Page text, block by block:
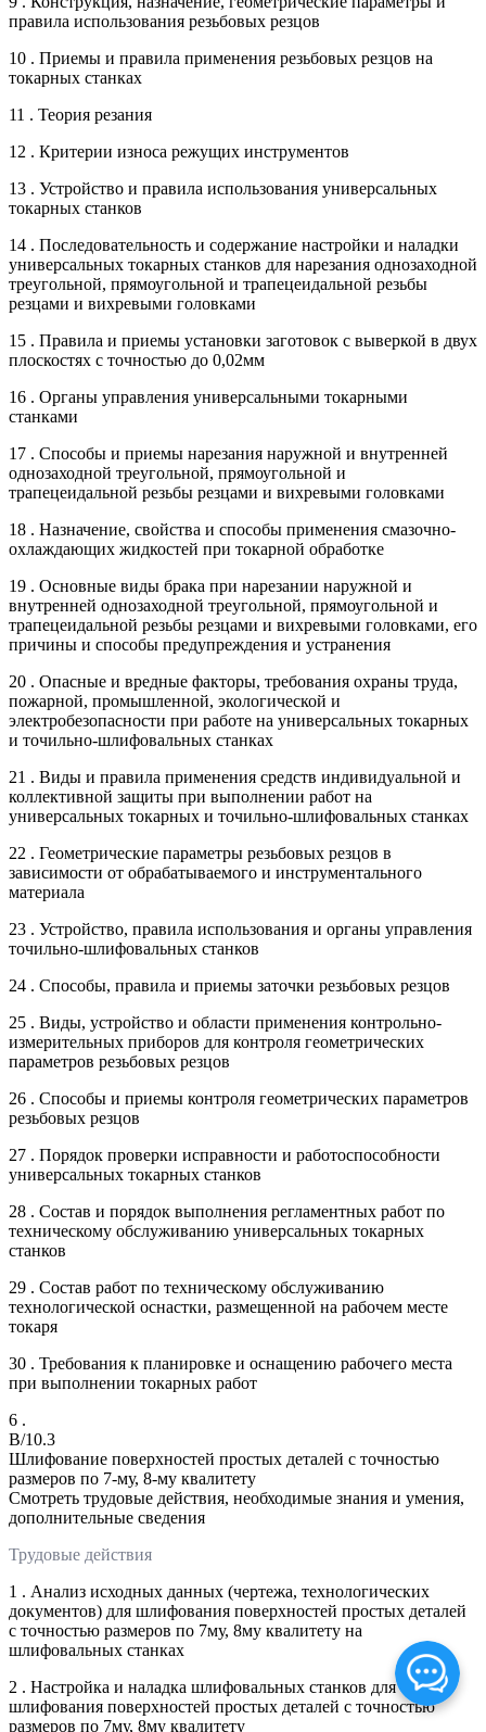
правила использования резьбовых резцов
10 . Приемы и правила применения резьбовых резцов на
токарных станках
11 . Теория резания
12 . Критерии износа режущих инструментов
13 . Устройство и правила использования универсальных
токарных станков
14 . Последовательность и содержание настройки и наладки
универсальных токарных станков для нарезания однозаходной
треугольной, прямоугольной и трапецеидальной резьбы
резцами и вихревыми головками
15 . Правила и приемы установки заготовок с выверкой в двух
плоскостях с точностью до 0,02мм
16 . Органы управления универсальными токарными
станками
17 . Способы и приемы нарезания наружной и внутренней
однозаходной треугольной, прямоугольной и
трапецеидальной резьбы резцами и вихревыми головками
18 . Назначение, свойства и способы применения смазочно-
охлаждающих жидкостей при токарной обработке
19 . Основные виды брака при нарезании наружной и
внутренней однозаходной треугольной, прямоугольной и
трапецеидальной резьбы резцами и вихревыми головками, его
причины и способы предупреждения и устранения
20 . Опасные и вредные факторы, требования охраны труда,
пожарной, промышленной, экологической и
электробезопасности при работе на универсальных токарных
и точильно-шлифовальных станках
21 . Виды и правила применения средств индивидуальной и
коллективной защиты при выполнении работ на
универсальных токарных и точильно-шлифовальных станках
22 . Геометрические параметры резьбовых резцов в
зависимости от обрабатываемого и инструментального
материала
23 . Устройство, правила использования и органы управления
точильно-шлифовальных станков
24 . Способы, правила и приемы заточки резьбовых резцов
25 . Виды, устройство и области применения контрольно-
измерительных приборов для контроля геометрических
параметров резьбовых резцов
26 . Способы и приемы контроля геометрических параметров
резьбовых резцов
27 . Порядок проверки исправности и работоспособности
универсальных токарных станков
28 . Состав и порядок выполнения регламентных работ по
техническому обслуживанию универсальных токарных
станков
29 . Состав работ по техническому обслуживанию
технологической оснастки, размещенной на рабочем месте
токаря
30 . Требования к планировке и оснащению рабочего места
при выполнении токарных работ
6 .
B/10.3
Шлифование поверхностей простых деталей с точностью
размеров по 7-му, 8-му квалитету
Смотреть трудовые действия, необходимые знания и умения,
дополнительные сведения
Трудовые действия
1 . Анализ исходных данных (чертежа, технологических
документов) для шлифования поверхностей простых деталей
с точностью размеров по 7му, 8му квалитету на
шлифовальных станках
2 . Настройка и наладка шлифовальных станков для
шлифования поверхностей простых деталей с точностью
размеров по 7му, 8му квалитету